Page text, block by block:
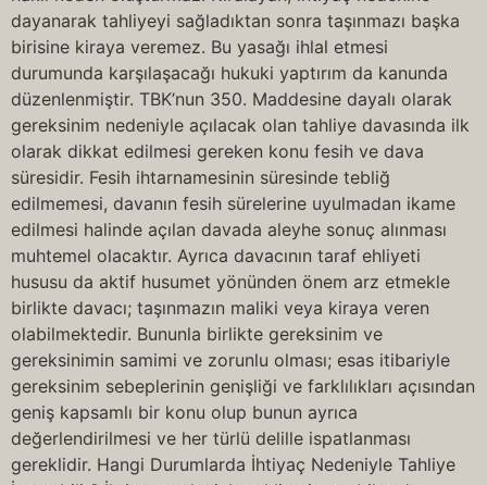
dayanarak tahliyeyi sağladıktan sonra taşınmazı başka
birisine kiraya veremez. Bu yasağı ihlal etmesi
durumunda karşılaşacağı hukuki yaptırım da kanunda
düzenlenmiştir. TBK’nun 350. Maddesine dayalı olarak
gereksinim nedeniyle açılacak olan tahliye davasında ilk
olarak dikkat edilmesi gereken konu fesih ve dava
süresidir. Fesih ihtarnamesinin süresinde tebliğ
edilmemesi, davanın fesih sürelerine uyulmadan ikame
edilmesi halinde açılan davada aleyhe sonuç alınması
muhtemel olacaktır. Ayrıca davacının taraf ehliyeti
hususu da aktif husumet yönünden önem arz etmekle
birlikte davacı; taşınmazın maliki veya kiraya veren
olabilmektedir. Bununla birlikte gereksinim ve
gereksinimin samimi ve zorunlu olması; esas itibariyle
gereksinim sebeplerinin genişliği ve farklılıkları açısından
geniş kapsamlı bir konu olup bunun ayrıca
değerlendirilmesi ve her türlü delille ispatlanması
gereklidir. Hangi Durumlarda İhtiyaç Nedeniyle Tahliye